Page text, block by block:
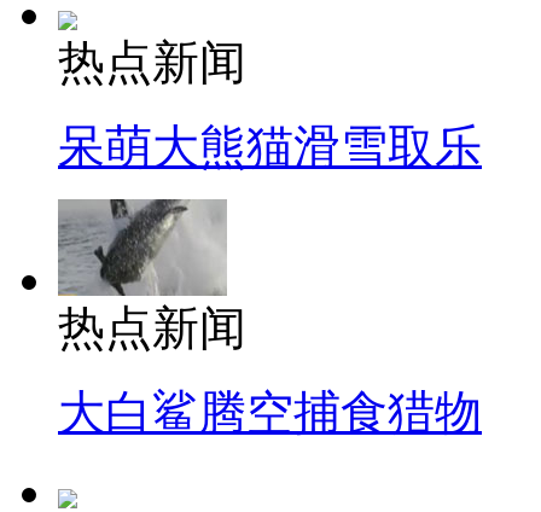
热点新闻
呆萌大熊猫滑雪取乐
热点新闻
大白鲨腾空捕食猎物